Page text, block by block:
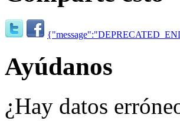
Ayúdanos
¿Hay datos